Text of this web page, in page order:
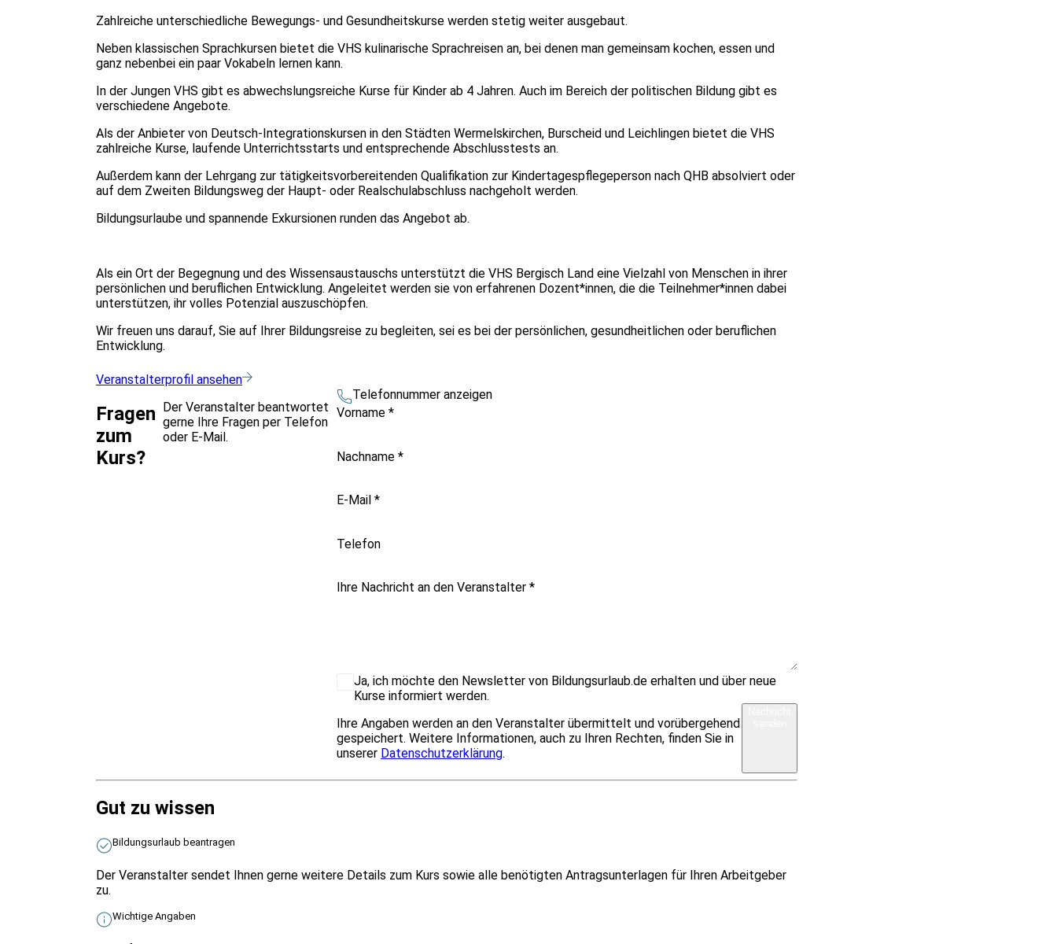
Zahlreiche unterschiedliche Bewegungs- und Gesundheitskurse werden stetig weiter ausgebaut.
Neben klassischen Sprachkursen bietet die VHS kulinarische Sprachreisen an, bei denen man gemeinsam kochen, essen und
ganz nebenbei ein paar Vokabeln lernen kann.
In der Jungen VHS gibt es abwechslungsreiche Kurse für Kinder ab 4 Jahren. Auch im Bereich der politischen Bildung gibt es
verschiedene Angebote.
Als der Anbieter von Deutsch-Integrationskursen in den Städten Wermelskirchen, Burscheid und Leichlingen bietet die VHS
zahlreiche Kurse, laufende Unterrichtsstarts und entsprechende Abschlusstests an.
Außerdem kann der Lehrgang zur tätigkeitsvorbereitenden Qualifikation zur Kindertagespflegeperson nach QHB absolviert oder
auf dem Zweiten Bildungsweg der Haupt- oder Realschulabschluss nachgeholt werden.
Bildungsurlaube und spannende Exkursionen runden das Angebot ab.
Als ein Ort der Begegnung und des Wissensaustauschs unterstützt die VHS Bergisch Land eine Vielzahl von Menschen in ihrer
persönlichen und beruflichen Entwicklung. Angeleitet werden sie von erfahrenen Dozent*innen, die die Teilnehmer*innen dabei
unterstützen, ihr volles Potenzial auszuschöpfen.
Wir freuen uns darauf, Sie auf Ihrer Bildungsreise zu begleiten, sei es bei der persönlichen, gesundheitlichen oder beruflichen
Entwicklung.
Veranstalterprofil ansehen
Fragen
zum
Kurs?
Der Veranstalter beantwortet
gerne Ihre Fragen per Telefon
oder E-Mail.
Telefonnummer anzeigen
Vorname*
Nachname*
E-Mail*
Telefon
Ihre Nachricht an den Veranstalter*
Ja, ich möchte den Newsletter von Bildungsurlaub.de erhalten und über neue
Kurse informiert werden.
Ihre Angaben werden an den Veranstalter übermittelt und vorübergehend
gespeichert. Weitere Informationen, auch zu Ihren Rechten, finden Sie in
unserer Datenschutzerklärung.
Gut zu wissen
Bildungsurlaub beantragen
Der Veranstalter sendet Ihnen gerne weitere Details zum Kurs sowie alle benötigten Antragsunterlagen für Ihren Arbeitgeber
zu.
Wichtige Angaben